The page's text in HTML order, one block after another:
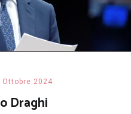
Ottobre 2024
Draghi